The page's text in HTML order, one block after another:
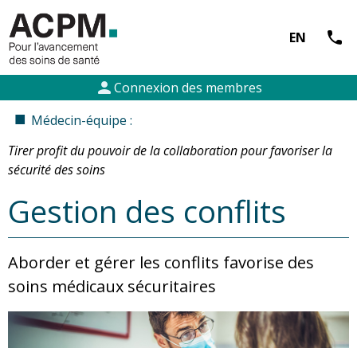
EN call
personConnexion des membres
■ Médecin-équipe :
Tirer profit du pouvoir de la collaboration pour favoriser la
sécurité des soins
Gestion des conflits
Aborder et gérer les conflits favorise des
soins médicaux sécuritaires